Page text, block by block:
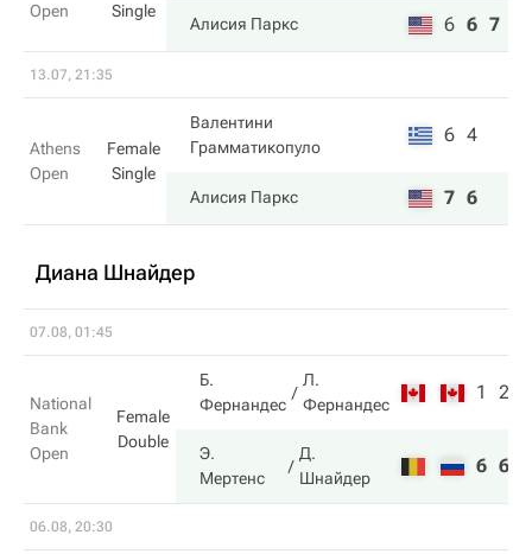
Open
Single
Алисия Паркс 6 6 7
13.07, 21:35
Athens
Open
Female
Single
Валентини
Грамматикопуло
6 4
Алисия Паркс 7 6
Диана Шнайдер
07.08, 01:45
National
Bank
Open
Female
Double
Б.
Фернандес
Л.
Фернандес
1 2
Э.
Мертенс
Д.
Шнайдер
6 6
06.08, 20:30